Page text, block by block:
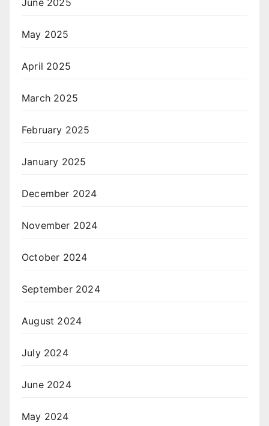
May 2025
April 2025
March 2025
February 2025
January 2025
December 2024
November 2024
October 2024
September 2024
August 2024
July 2024
June 2024
May 2024